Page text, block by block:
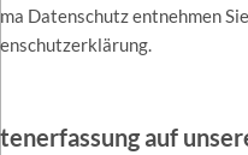
Datenschutz entnehmen
auf